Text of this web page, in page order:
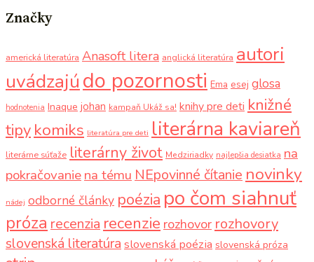
Značky
americká literatúra Anasoft litera anglická literatúra autori
uvádzajúdo pozornosti Ema esej glosa
hodnotenia Inaque johan kampaň Ukáž sa! knihy pre deti knižné
tipy komiks literatúra pre deti literárna kaviareň
literárne súťaže literárny život Medziriadky najlepšia desiatka na
pokračovaniena tému NEpovinné čítanie novinky
nádej odborné články poézia po čom siahnuť
próza recenzia recenzie rozhovor rozhovory
slovenská literatúra slovenská poézia slovenská próza